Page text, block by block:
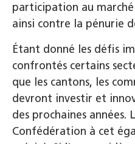
participation au
ainsi contre la pénurie
Étant donné les défis
confrontés certains
que les cantons, les
devront investir et
des prochaines années.
Confédération à cet